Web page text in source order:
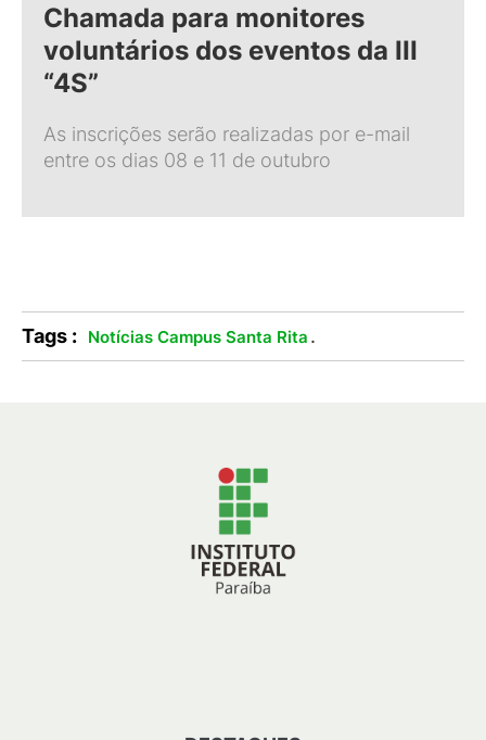
Chamada para monitores
voluntários dos eventos da III
“4S”
As inscrições serão realizadas por e-mail
entre os dias 08 e 11 de outubro
Tags : Notícias Campus Santa Rita .